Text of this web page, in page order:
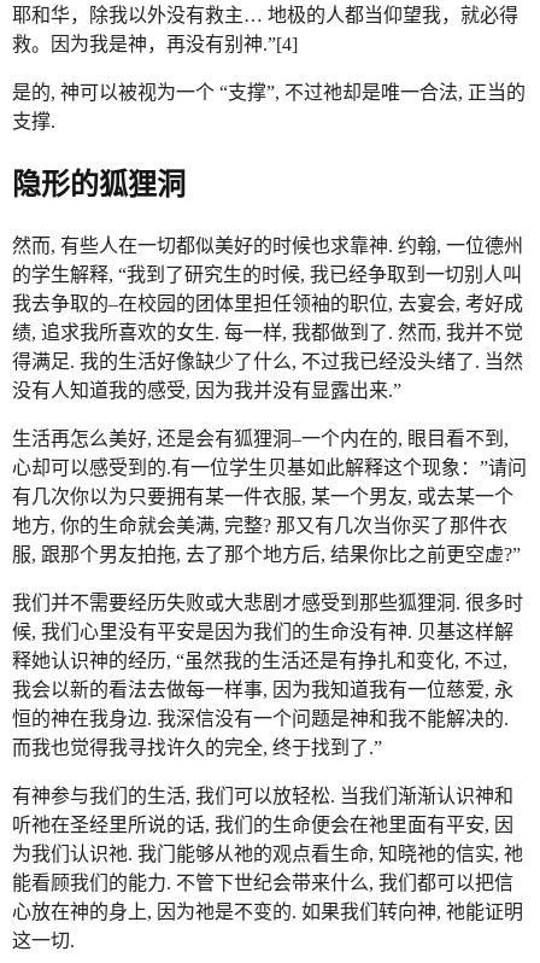
耶和华，除我以外没有救主… 地极的人都当仰望我，就必得
救。因为我是神，再没有别神.”[4]
是的, 神可以被视为一个 “支撑”, 不过祂却是唯一合法, 正当的
支撑.
隐形的狐狸洞
然而, 有些人在一切都似美好的时候也求靠神. 约翰, 一位德州
的学生解释, “我到了研究生的时候, 我已经争取到一切别人叫
我去争取的–在校园的团体里担任领袖的职位, 去宴会, 考好成
绩, 追求我所喜欢的女生. 每一样, 我都做到了. 然而, 我并不觉
得满足. 我的生活好像缺少了什么, 不过我已经没头绪了. 当然
没有人知道我的感受, 因为我并没有显露出来.”
生活再怎么美好, 还是会有狐狸洞–一个内在的, 眼目看不到,
心却可以感受到的.有一位学生贝基如此解释这个现象：”请问
有几次你以为只要拥有某一件衣服, 某一个男友, 或去某一个
地方, 你的生命就会美满, 完整? 那又有几次当你买了那件衣
服, 跟那个男友拍拖, 去了那个地方后, 结果你比之前更空虚?”
我们并不需要经历失败或大悲剧才感受到那些狐狸洞. 很多时
候, 我们心里没有平安是因为我们的生命没有神. 贝基这样解
释她认识神的经历, “虽然我的生活还是有挣扎和变化, 不过,
我会以新的看法去做每一样事, 因为我知道我有一位慈爱, 永
恒的神在我身边. 我深信没有一个问题是神和我不能解决的.
而我也觉得我寻找许久的完全, 终于找到了.”
有神参与我们的生活, 我们可以放轻松. 当我们渐渐认识神和
听祂在圣经里所说的话, 我们的生命便会在祂里面有平安, 因
为我们认识祂. 我门能够从祂的观点看生命, 知晓祂的信实, 祂
能看顾我们的能力. 不管下世纪会带来什么, 我们都可以把信
心放在神的身上, 因为祂是不变的. 如果我们转向神, 祂能证明
这一切.